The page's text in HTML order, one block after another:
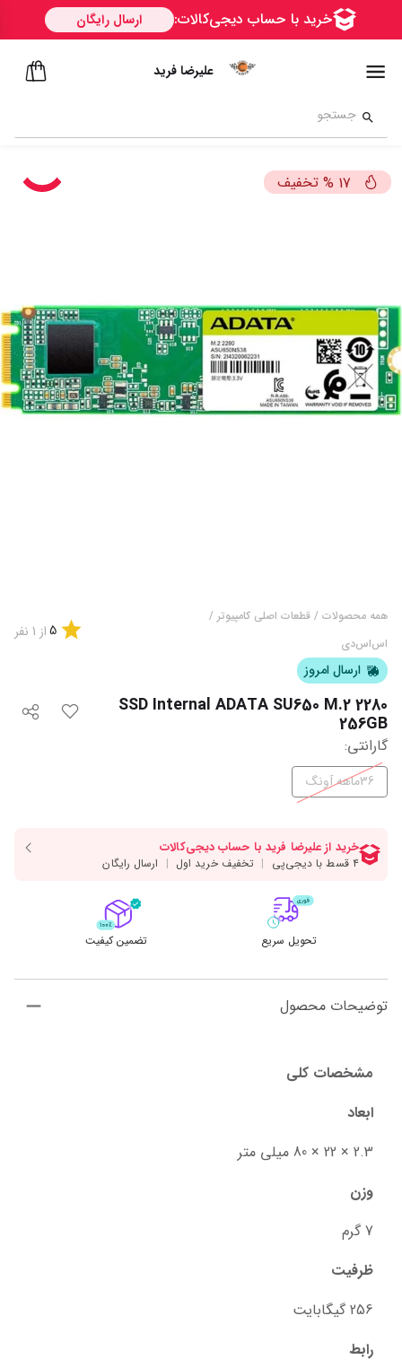
علیرضا فرید
17
% تخفیف
همه محصولات / قطعات اصلی کامپیوتر /
اس‌اس‌دی
5از 1نفر
ارسال امروز
SSD Internal ADATA SU650 M.2 2280
256GB
گارانتی:
36ماهه آونگ
تحویل سریع تضمین کیفیت
توضیحات محصول
مشخصات کلی
ابعاد
2.3 × 22 × 80 میلی‌ متر
وزن
7 گرم
ظرفیت
256 گیگابایت
رابط